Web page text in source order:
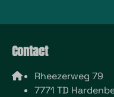
Contact
Rheezerweg 79
7771 TD